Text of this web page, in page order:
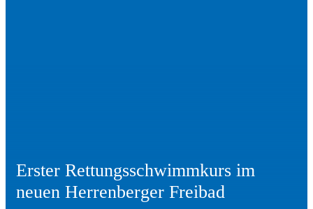
Erster Rettungsschwimmkurs im
neuen Herrenberger Freibad